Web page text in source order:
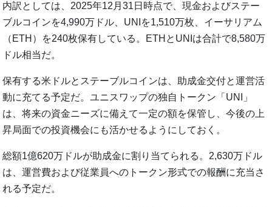
内訳としては、2025年12月31日時点で、現金およびステー
ブルコインを4,990万ドル、UNIを1,510万枚、イーサリアム
（ETH）を240枚保有している。ETHとUNIは合計で8,580万
ドル相当だ。
保有する米ドルとステーブルコインは、助成金交付と運営活
動に充てる予定だ。ユニスワップの独自トークン「UNI」
は、将来の資金ニーズに備えて一定の額を保管し、今後の上
昇局面での投資機会にも活かせるようにしておく。
総額1億620万ドルが助成金に割り当てられる。2,630万ドル
は、運営費および従業員へのトークン形式での報酬に充当さ
れる予定だ。